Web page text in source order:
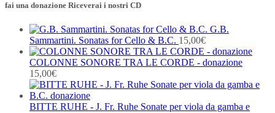
fai una donazione Riceverai i nostri CD
G.B.
Sammartini. Sonatas for Cello & B.C. 15,00€
COLONNE SONORE TRA LE CORDE - donazione
15,00€
BITTE RUHE - J. Fr. Ruhe Sonate per viola da gamba e